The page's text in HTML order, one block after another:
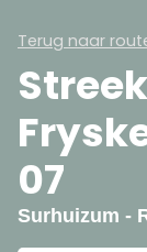
Terug naar
07
Surhuizum -